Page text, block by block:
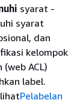
syarat -
syarat
dan
kelompok
ACL)
label.
Pelabelan